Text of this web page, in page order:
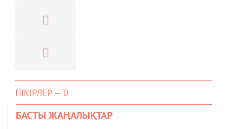
ПІКІРЛЕР — 0
БАСТЫ ЖАҢАЛЫҚТАР